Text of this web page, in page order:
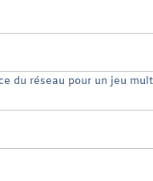
du réseau pour un jeu